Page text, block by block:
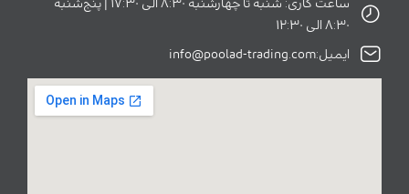
ساعت کاری: شنبه تا چهارشنبه ۸:۳۰ الی ۱۷:۳۰ | پنج‌شنبه
۸:۳۰ الی ۱۲:۳۰
ایمیل:info@poolad-trading.com